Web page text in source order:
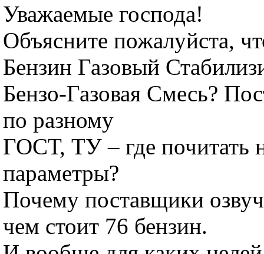
Уважаемые господа!
Объясните пожалуйста,
Бензин Газовый
Бензо-Газовая Смесь?
по разному
ГОСТ, ТУ – где почитать
параметры?
Почему поставщики
чем стоит 76 бензин.